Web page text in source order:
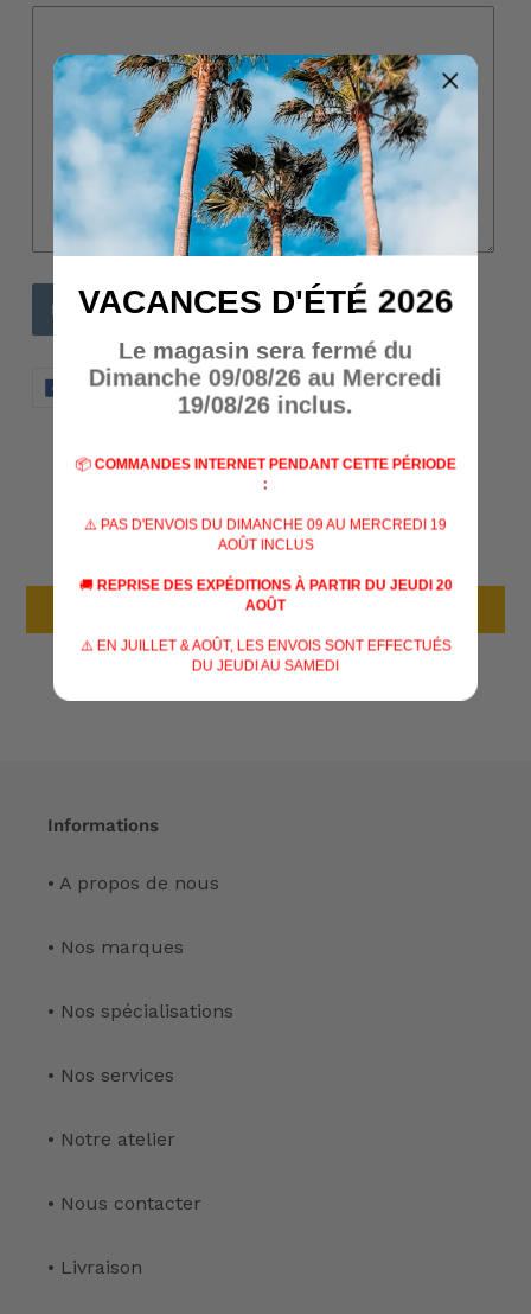
PARTAGERPARTAGER
SUR
FACEBOOK
TWEETERTWEETER
SUR
TWITTER
ÉPINGLER
AVIS CLIENTS
Soyez le premier à écrire un avis
Écrire un avis
Informations
• A propos de nous
• Nos marques
• Nos spécialisations
• Nos services
• Notre atelier
• Nous contacter
• Livraison
VACANCES D'ÉTÉ 2026
Le magasin sera fermé du
Dimanche 09/08/26 au Mercredi
19/08/26 inclus.
📦 COMMANDES INTERNET PENDANT CETTE PÉRIODE
:
⚠️ PAS D'ENVOIS DU DIMANCHE 09 AU MERCREDI 19
AOÛT INCLUS
🚚 REPRISE DES EXPÉDITIONS À PARTIR DU JEUDI 20
AOÛT
⚠️ EN JUILLET & AOÛT, LES ENVOIS SONT EFFECTUÉS
DU JEUDI AU SAMEDI